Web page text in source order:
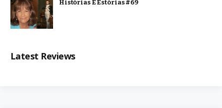
Histórias E Estórias #69
Latest Reviews